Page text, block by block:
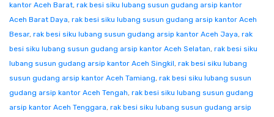
kantor Aceh Barat, rak besi siku lubang susun gudang arsip kantor
Aceh Barat Daya, rak besi siku lubang susun gudang arsip kantor Aceh
Besar, rak besi siku lubang susun gudang arsip kantor Aceh Jaya, rak
besi siku lubang susun gudang arsip kantor Aceh Selatan, rak besi siku
lubang susun gudang arsip kantor Aceh Singkil, rak besi siku lubang
susun gudang arsip kantor Aceh Tamiang, rak besi siku lubang susun
gudang arsip kantor Aceh Tengah, rak besi siku lubang susun gudang
arsip kantor Aceh Tenggara, rak besi siku lubang susun gudang arsip